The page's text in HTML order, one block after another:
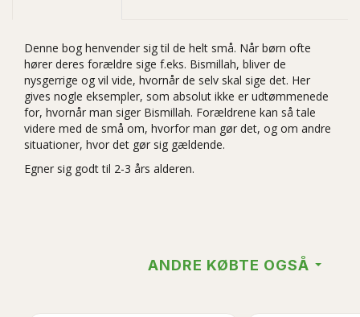
Denne bog henvender sig til de helt små. Når børn ofte
hører deres forældre sige f.eks. Bismillah, bliver de
nysgerrige og vil vide, hvornår de selv skal sige det. Her
gives nogle eksempler, som absolut ikke er udtømmenede
for, hvornår man siger Bismillah. Forældrene kan så tale
videre med de små om, hvorfor man gør det, og om andre
situationer, hvor det gør sig gældende.
Egner sig godt til 2-3 års alderen.
ANDRE KØBTE OGSÅ